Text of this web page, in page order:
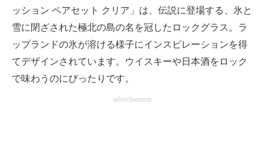
ッション ペアセット クリア」は、伝説に登場する、氷と
雪に閉ざされた極北の島の名を冠したロックグラス。ラ
ップランドの氷が溶ける様子にインスピレーションを得
てデザインされています。ウイスキーや日本酒をロック
で味わうのにぴったりです。
advertisement